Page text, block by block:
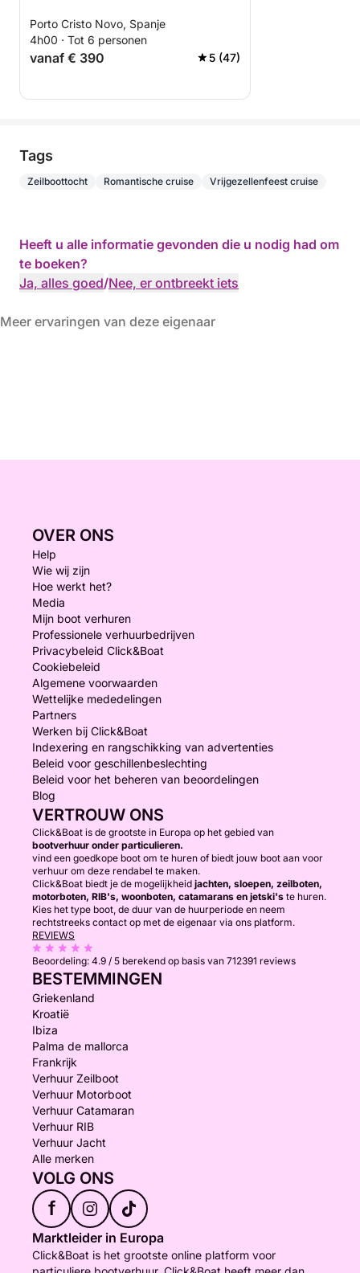
Porto Cristo Novo, Spanje
4h00 · Tot 6 personen
vanaf € 390 5 (47)
Tags
Zeilboottocht Romantische cruise Vrijgezellenfeest cruise
Heeft u alle informatie gevonden die u nodig had om
te boeken?
Ja, alles goed/Nee, er ontbreekt iets
Meer ervaringen van deze eigenaar
OVER ONS
Help
Wie wij zijn
Hoe werkt het?
Media
Mijn boot verhuren
Professionele verhuurbedrijven
Privacybeleid Click&Boat
Cookiebeleid
Algemene voorwaarden
Wettelijke mededelingen
Partners
Werken bij Click&Boat
Indexering en rangschikking van advertenties
Beleid voor geschillenbeslechting
Beleid voor het beheren van beoordelingen
Blog
VERTROUW ONS
Click&Boat is de grootste in Europa op het gebied van
bootverhuur onder particulieren.
vind een goedkope boot om te huren of biedt jouw boot aan voor
verhuur om deze rendabel te maken.
Click&Boat biedt je de mogelijkheid jachten, sloepen, zeilboten,
motorboten, RIB's, woonboten, catamarans en jetski's te huren.
Kies het type boot, de duur van de huurperiode en neem
rechtstreeks contact op met de eigenaar via ons platform.
REVIEWS
Beoordeling: 4.9 / 5 berekend op basis van 712391 reviews
BESTEMMINGEN
Griekenland
Kroatië
Ibiza
Palma de mallorca
Frankrijk
Verhuur Zeilboot
Verhuur Motorboot
Verhuur Catamaran
Verhuur RIB
Verhuur Jacht
Alle merken
VOLG ONS
f
Marktleider in Europa
Click&Boat is het grootste online platform voor